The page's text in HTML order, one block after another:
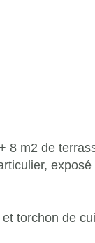
8 m2 de
exposé
torchon de